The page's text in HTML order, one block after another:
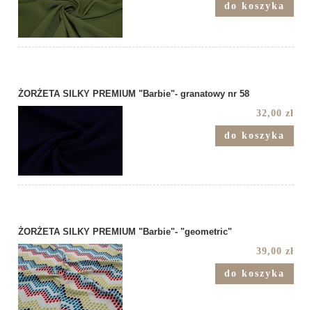
do koszyka
ŻORŻETA SILKY PREMIUM "Barbie"- granatowy nr 58
32,00 zł
do koszyka
ŻORŻETA SILKY PREMIUM "Barbie"- "geometric"
39,00 zł
do koszyka